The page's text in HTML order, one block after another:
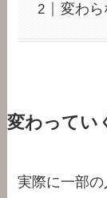
変わ
変わってい
実際に一部